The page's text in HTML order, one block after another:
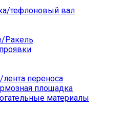
тефлоновый вал
Ракель
переноса
площадка
материалы